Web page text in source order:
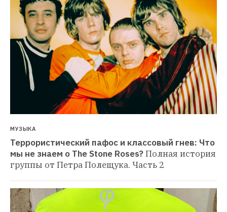
МУЗЫКА
Террористический пафос и классовый гнев: Что
мы не знаем о The Stone Roses?Полная история
группы от Петра Полещука. Часть 2